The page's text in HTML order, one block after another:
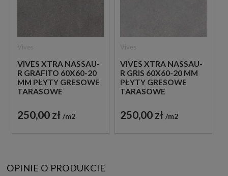
VIVES XTRA NASSAU-
R GRAFITO 60X60-20
MM PŁYTY GRESOWE
TARASOWE
250,00 zł m2
VIVES XTRA NASSAU-
R GRIS 60X60-20 MM
PŁYTY GRESOWE
TARASOWE
250,00 zł m2
OPINIE O PRODUKCIE